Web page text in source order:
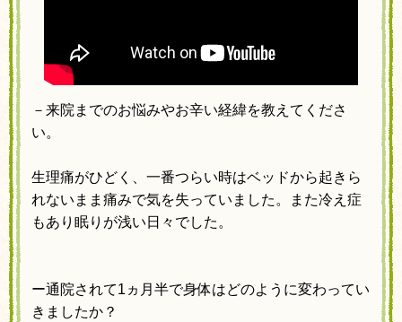
－来院までのお悩みやお辛い経緯を教えてくださ
い。
生理痛がひどく、一番つらい時はベッドから起きら
れないまま痛みで気を失っていました。また冷え症
もあり眠りが浅い日々でした。
ー通院されて1ヵ月半で身体はどのように変わってい
きましたか？